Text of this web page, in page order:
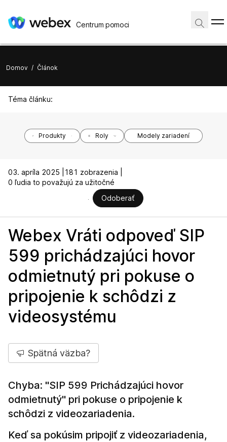
Centrum pomoci
Domov / Článok
Téma článku:
Produkty Roly Modely zariadení
03. apríla 2025 |
181 zobrazenia |
0 ľudia to považujú za užitočné
Odoberať
Webex Vráti odpoveď SIP
599 prichádzajúci hovor
odmietnutý pri pokuse o
pripojenie k schôdzi z
videosystému
Spätná väzba?
Chyba: "SIP 599 Prichádzajúci hovor
odmietnutý" pri pokuse o pripojenie k
schôdzi z videozariadenia.
Keď sa pokúsim pripojiť z videozariadenia,